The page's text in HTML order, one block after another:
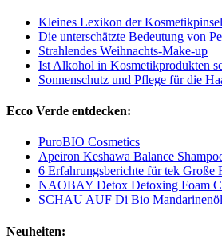
Kleines Lexikon der Kosmetikpinsel
Die unterschätzte Bedeutung von
Strahlendes Weihnachts-Make-up
Ist Alkohol in Kosmetikprodukten
Sonnenschutz und Pflege für die
Ecco Verde entdecken:
PuroBIO Cosmetics
Apeiron Keshawa Balance
6 Erfahrungsberichte für tek Große
NAOBAY Detox Detoxing Foam
SCHAU AUF Di Bio Mandarinenöl
Neuheiten: